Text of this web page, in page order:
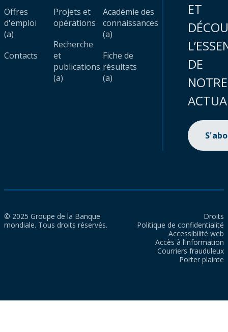
Offres
d'emploi
(a)
Contacts
Projets et
opérations
Recherche
et
publications
(a)
Académie des
connaissances
(a)
Fiche de
résultats
(a)
ET
DE
NOTRE
© 2025 Groupe de la Banque
mondiale. Tous droits réservés.
Droits
Politique de confidentialité
Accessibilité web
Accès à l’information
Courriers frauduleux
Porter plainte